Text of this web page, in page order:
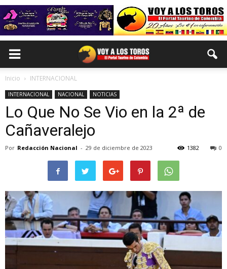
Inicio INTERNACIONAL
INTERNACIONAL NACIONAL NOTICIAS
Lo Que No Se Vio en la 2ª de
Cañaveralejo
Por Redacción Nacional - 29 de diciembre de 2023 0
1382